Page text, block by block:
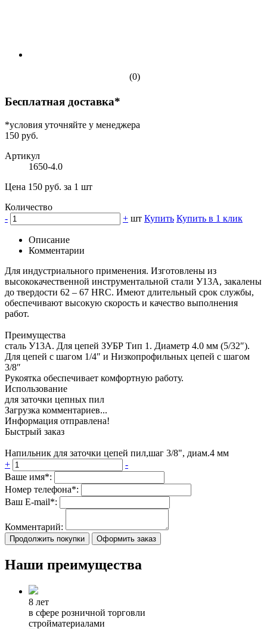
(0)
Бесплатная доставка*
*условия уточняйте у менеджера
150 руб.
Артикул
1650-4.0
Цена 150 руб. за 1 шт
Количество
-
+ шт Купить Купить в 1 клик
Описание
Комментарии
Для индустриального применения. Изготовлены из
высококачественной инструментальной стали У13А, закалены
до твердости 62 – 67 HRC. Имеют длительный срок службы,
обеспечивают высокую скорость и качество выполнения
работ.
Преимущества
сталь У13А. Для цепей ЗУБР Тип 1. Диаметр 4.0 мм (5/32″).
Для цепей с шагом 1/4″ и Низкопрофильных цепей с шагом
3/8″
Рукоятка обеспечивает комфортную работу.
Использование
для заточки цепных пил
Загрузка комментариев...
Информация отправлена!
Быстрый заказ
Напильник для заточки цепей пил,шаг 3/8", диам.4 мм
+
-
Ваше имя*:
Номер телефона*:
Ваш E-mail*:
Комментарий:
Продолжить покупки Оформить заказ
Наши преимущества
8 лет
в сфере розничной торговли
стройматериалами